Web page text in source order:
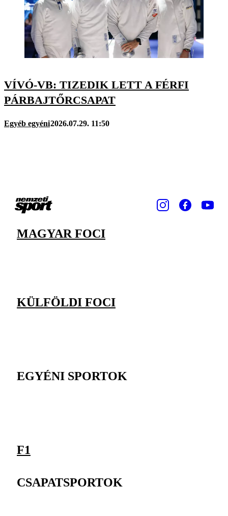
VÍVÓ-VB: TIZEDIK LETT A FÉRFI
PÁRBAJTŐRCSAPAT
Egyéb egyéni2026.07.29. 11:50
MAGYAR FOCI
KÜLFÖLDI FOCI
EGYÉNI SPORTOK
F1
CSAPATSPORTOK